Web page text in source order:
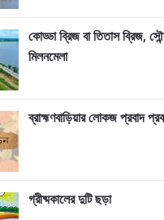
কোড্ডা ব্রিজ বা তিতাস ব্রিজ,
মিলনমেলা
ব্রাহ্মণবাড়িয়ার লোকজ প্রবাদ
গ্রীষ্মকালের দুটি ছড়া